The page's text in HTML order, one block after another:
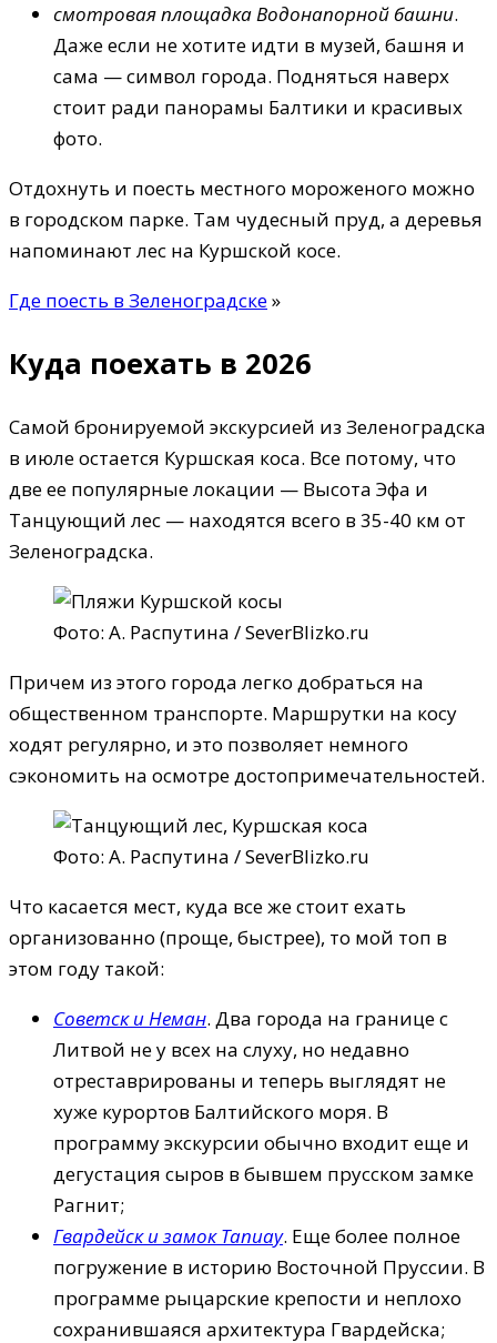
смотровая площадка Водонапорной башни.
Даже если не хотите идти в музей, башня и
сама — символ города. Подняться наверх
стоит ради панорамы Балтики и красивых
фото.
Отдохнуть и поесть местного мороженого можно
в городском парке. Там чудесный пруд, а деревья
напоминают лес на Куршской косе.
Где поесть в Зеленоградске»
Куда поехать в 2026
Самой бронируемой экскурсией из Зеленоградска
в июле остается Куршская коса. Все потому, что
две ее популярные локации — Высота Эфа и
Танцующий лес — находятся всего в 35-40 км от
Зеленоградска.
Фото: А. Распутина / SeverBlizko.ru
Причем из этого города легко добраться на
общественном транспорте. Маршрутки на косу
ходят регулярно, и это позволяет немного
сэкономить на осмотре достопримечательностей.
Фото: А. Распутина / SeverBlizko.ru
Что касается мест, куда все же стоит ехать
организованно (проще, быстрее), то мой топ в
этом году такой:
Советск и Неман. Два города на границе с
Литвой не у всех на слуху, но недавно
отреставрированы и теперь выглядят не
хуже курортов Балтийского моря. В
программу экскурсии обычно входит еще и
дегустация сыров в бывшем прусском замке
Рагнит;
Гвардейск и замок Тапиау. Еще более полное
погружение в историю Восточной Пруссии. В
программе рыцарские крепости и неплохо
сохранившаяся архитектура Гвардейска;